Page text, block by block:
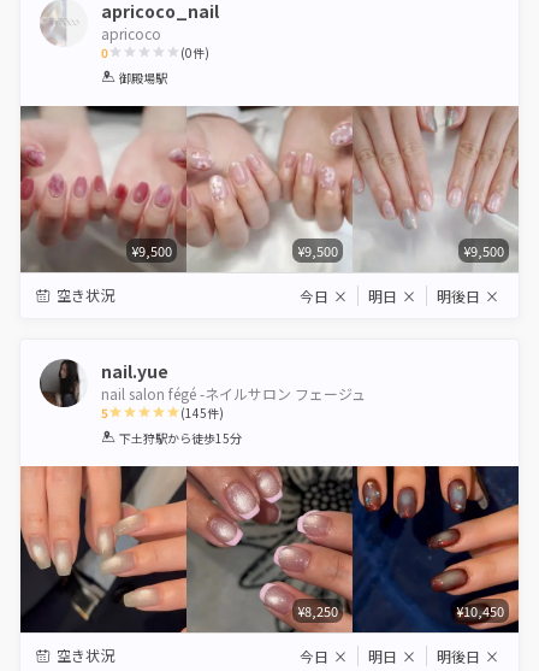
apricoco_nail
apricoco
0
1 2 3 4 5
(0件)
御殿場駅
¥9,500 ¥9,500 ¥9,500
空き状況 今日 × 明日 × 明後日 ×
nail.yue
nail salon fégé -ネイルサロン フェージュ
5
1 2 3 4 5
(145件)
下土狩駅から徒歩15分
¥8,250 ¥10,450
空き状況 今日 × 明日 × 明後日 ×